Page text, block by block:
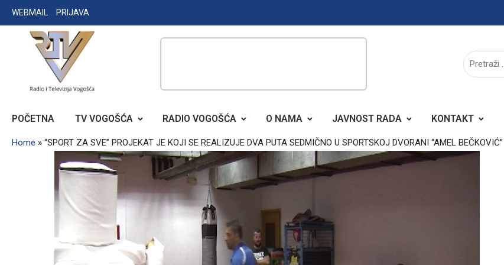
Skip
to
WEBMAIL PRIJAVA
RADIO TELEVIZIJA VOGOŠĆA
POČETNA TV VOGOŠĆA RADIO VOGOŠĆA O NAMA JAVNOST RADA KONTAKT
Home » “SPORT ZA SVE” PROJEKAT JE KOJI SE REALIZUJE DVA PUTA SEDMIČNO U SPORTSKOJ DVORANI “AMEL BEČKOVIĆ”